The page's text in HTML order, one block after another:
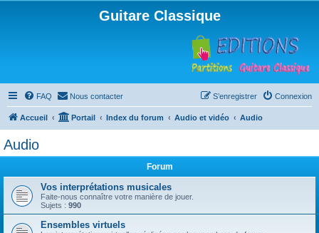
Guitare Classique
FAQ Nous contacter Connexion
S’enregistrer
Accueil Portail Index du forum Audio et vidéo Audio
Audio
Forum
Vos interprétations musicales
Faite-nous connaître votre manière de jouer.
Sujets : 990
Ensembles virtuels